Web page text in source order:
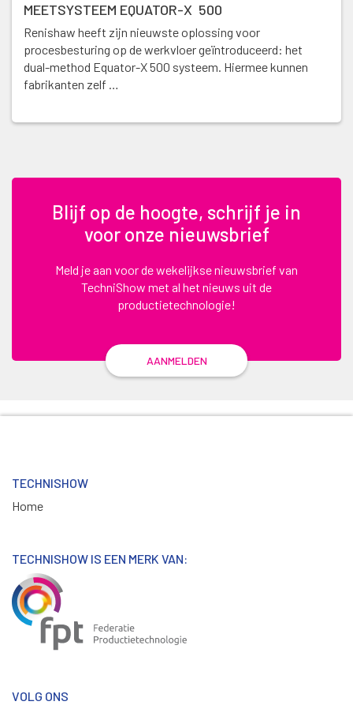
MEETSYSTEEM EQUATOR-X 500
Renishaw heeft zijn nieuwste oplossing voor
procesbesturing op de werkvloer geïntroduceerd: het
dual-method Equator-X 500 systeem. Hiermee kunnen
fabrikanten zelf …
Blijf op de hoogte, schrijf je in
voor onze nieuwsbrief
Meld je aan voor de wekelijkse nieuwsbrief van
TechniShow met al het nieuws uit de
productietechnologie!
AANMELDEN
TECHNISHOW
Home
TECHNISHOW IS EEN MERK VAN:
VOLG ONS